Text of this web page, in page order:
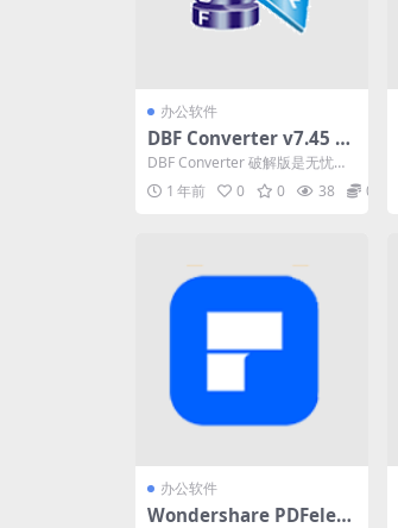
办公软件
DBF Converter v7.45 D
BF文件转换工具便携版
DBF Converter 破解版是无忧软
件网为大家搜集分享的一款专业
好用的 D...
1 年前 0 0 38 0
办公软件
Wondershare PDFelem